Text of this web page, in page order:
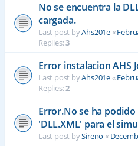
No se encuentra la
cargada.
Last post byAhs201e«
Replies:3
Error instalacion AHS
Last post byAhs201e«
Replies:2
Error.No se ha
'DLL.XML' para el
Last post bySireno «